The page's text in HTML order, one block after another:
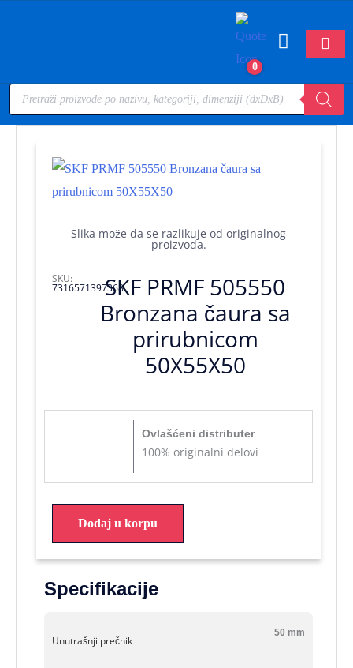
0
Slika može da se razlikuje od originalnog
proizvoda.
SKF PRMF 505550
Bronzana čaura sa
prirubnicom
50X55X50
SKU:
7316571397368
Ovlašćeni distributer
100% originalni delovi
Dodaj u korpu
Specifikacije
Unutrašnji prečnik
50 mm